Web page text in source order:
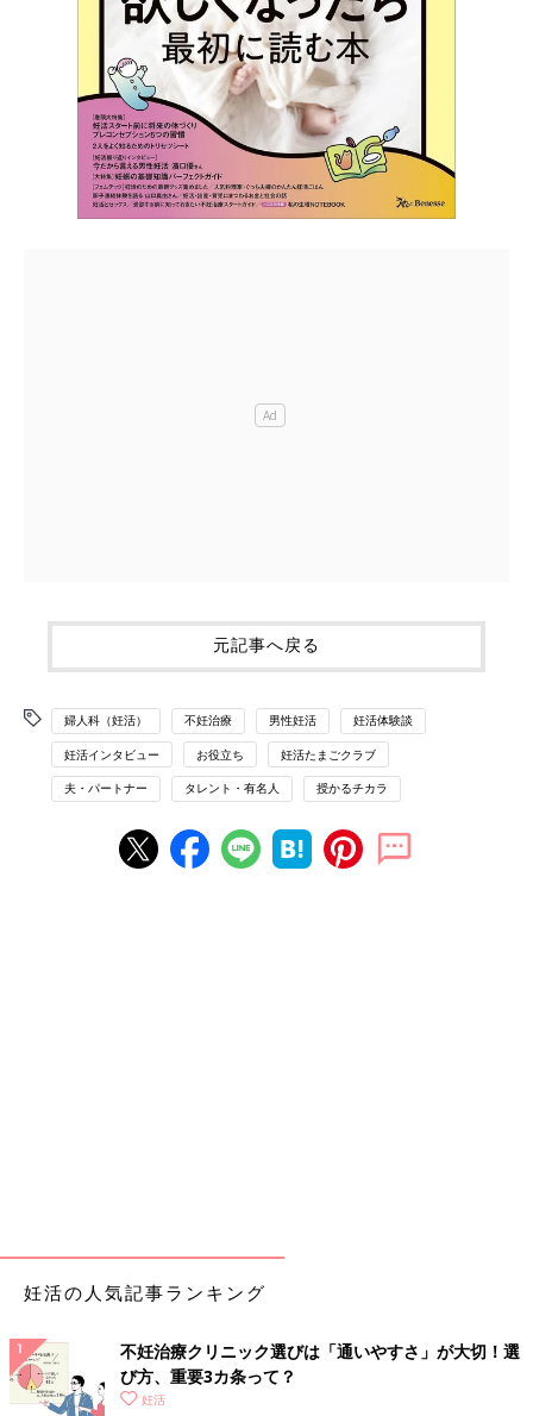
元記事へ戻る
婦人科（妊活） 不妊治療 男性妊活 妊活体験談
妊活インタビュー お役立ち 妊活たまごクラブ
夫・パートナー タレント・有名人 授かるチカラ
妊活の人気記事ランキング
不妊治療クリニック選びは「通いやすさ」が大切！選
び方、重要3カ条って？
妊活